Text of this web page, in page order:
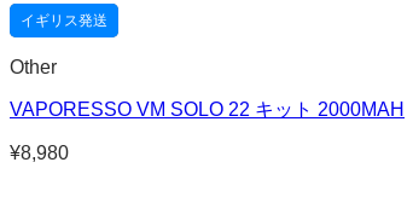
イギリス発送
Other
VAPORESSO VM SOLO 22 キット 2000MAH
¥8,980